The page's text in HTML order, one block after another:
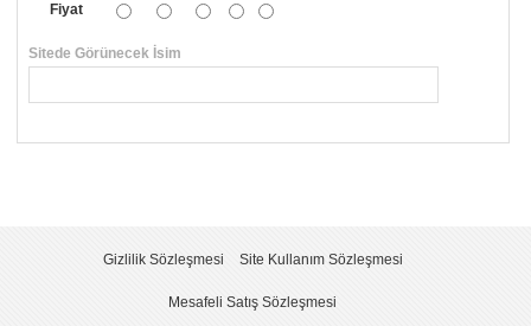
Fiyat
Sitede Görünecek İsim
Gizlilik Sözleşmesi Site Kullanım Sözleşmesi
Mesafeli Satış Sözleşmesi